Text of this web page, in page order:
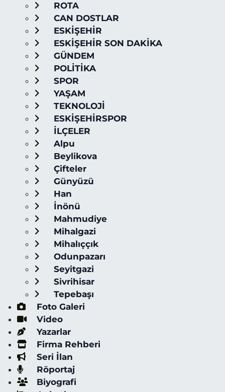
ROTA
CAN DOSTLAR
ESKİŞEHİR
ESKİŞEHİR SON DAKİKA
GÜNDEM
POLİTİKA
SPOR
YAŞAM
TEKNOLOJİ
ESKİŞEHİRSPOR
İLÇELER
Alpu
Beylikova
Çifteler
Günyüzü
Han
İnönü
Mahmudiye
Mihalgazi
Mihalıççık
Odunpazarı
Seyitgazi
Sivrihisar
Tepebaşı
Foto Galeri
Video
Yazarlar
Firma Rehberi
Seri İlan
Röportaj
Biyografi